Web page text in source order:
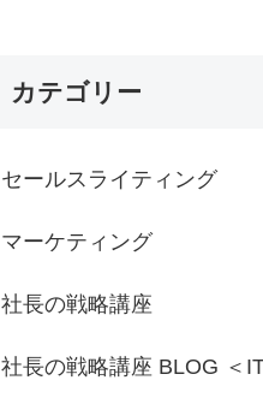
カテゴリー
セールスライティング
マーケティング
社長の戦略講座
社長の戦略講座 BLOG ＜